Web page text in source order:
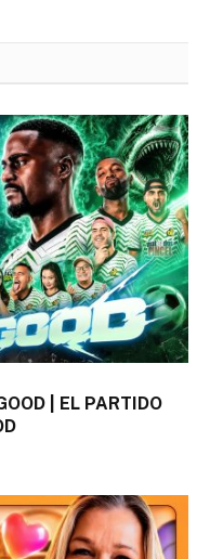
| EL PARTIDO